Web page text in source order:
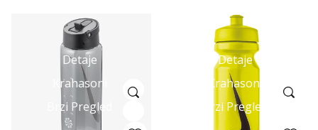
Detaje
Krahasoni
Brzi Pregled
Detaje
Krahasoni
Brzi Pregled